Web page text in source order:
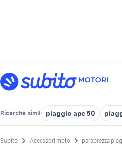
Ricerche simili piaggio ape 50
Subito Accessori moto parabrezza